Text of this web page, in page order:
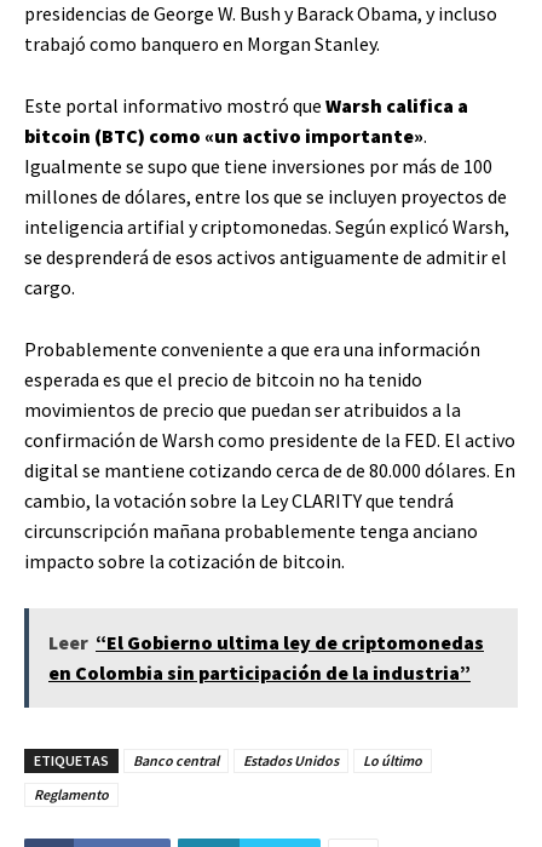
presidencias de George W. Bush y Barack Obama, y ​​incluso
trabajó como banquero en Morgan Stanley.
Este portal informativo mostró que Warsh califica a
bitcoin (BTC) como «un activo importante».
Igualmente se supo que tiene inversiones por más de 100
millones de dólares, entre los que se incluyen proyectos de
inteligencia artifial y criptomonedas. Según explicó Warsh,
se desprenderá de esos activos antiguamente de admitir el
cargo.
Probablemente conveniente a que era una información
esperada es que el precio de bitcoin no ha tenido
movimientos de precio que puedan ser atribuidos a la
confirmación de Warsh como presidente de la FED. El activo
digital se mantiene cotizando cerca de de 80.000 dólares. En
cambio, la votación sobre la Ley CLARITY que tendrá
circunscripción mañana probablemente tenga anciano
impacto sobre la cotización de bitcoin.
Leer “El Gobierno ultima ley de criptomonedas
en Colombia sin participación de la industria”
ETIQUETAS Banco central Estados Unidos
Lo último
Reglamento